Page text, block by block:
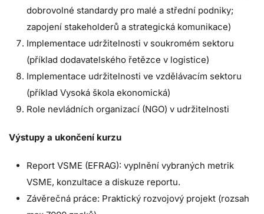
dobrovolné standardy pro malé a střední podniky;
zapojení stakeholderů a strategická komunikace)
Implementace udržitelnosti v soukromém sektoru
(příklad dodavatelského řetězce v logistice)
Implementace udržitelnosti ve vzdělávacím sektoru
(příklad Vysoká škola ekonomická)
Role nevládních organizací (NGO) v udržitelnosti
Výstupy a ukončení kurzu
Report VSME (EFRAG): vyplnění vybraných metrik
VSME, konzultace a diskuze reportu.
Závěrečná práce: Praktický rozvojový projekt (rozsah